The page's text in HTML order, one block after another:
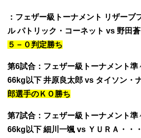
：フェザー級トーナメント リザーブ
ルパトリック・コーネット vs 野田蒼
５－０判定勝ち
第6試合 ：フェザー級トーナメント
66kg以下 井原良太郎 vs タイソン・
郎選手のＫＯ勝ち
第7試合 ：フェザー級トーナメント
66kg以下 細川一颯 vs ＹＵＲＡ ・・・